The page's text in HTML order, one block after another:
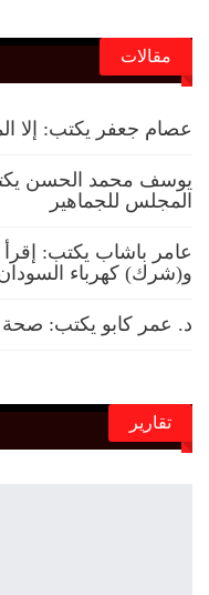
مقالات
عصام جعفر يكتب: إلا
يوسف محمد الحسن
المجلس للجماهير
عامر باشاب يكتب: إقرأ
و(شرك) كهرباء
د. عمر كابو يكتب:
تقارير